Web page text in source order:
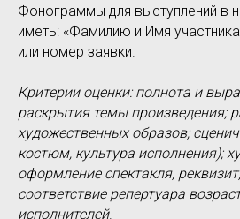
Фонограммы для выступлений в
иметь: «Фамилию и Имя
или номер заявки.
Критерии оценки: полнота и
раскрытия темы произведения;
художественных образов;
костюм, культура исполнения);
оформление спектакля,
соответствие репертуара
исполнителей.